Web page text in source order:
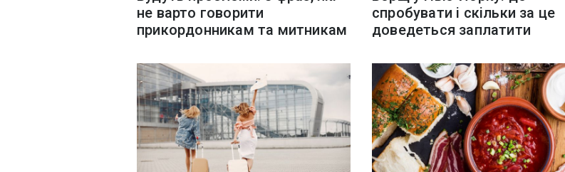
не варто говорити
прикордонникам та митникам
спробувати і скільки за це
доведеться заплатити